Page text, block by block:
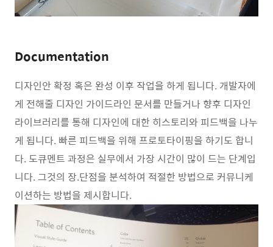
Documentation
디자인안 확정 혹은 완성 이후 작업을 하게 됩니다. 개발자에
게 전해줄 디자인 가이드라인 문서를 만들거나 향후 디자인
라이브러리를 통해 디자인에 대한 히스토리와 피드백을 나누
게 됩니다. 빠른 피드백을 위해 프로토타이핑을 하기도 합니
다. 도큐멘트 과정은 실무에서 가장 시간이 많이 드는 단계입
니다. 그것의 장.단점을 분석하여 적절한 방법으로 커뮤니케
이션하는 방법을 제시합니다.